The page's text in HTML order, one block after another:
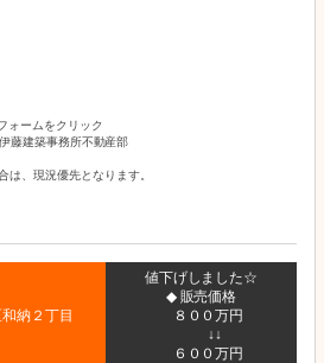
ォームをクリック
藤建築事務所不動産部
、現況優先となります。
納２丁目
値下げしました☆
◆ 販売価格
８００万円
↓↓
６００万円